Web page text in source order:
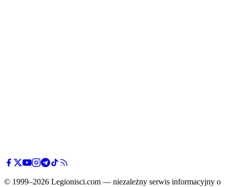
© 1999–2026 Legionisci.com — niezależny serwis informacyjny o